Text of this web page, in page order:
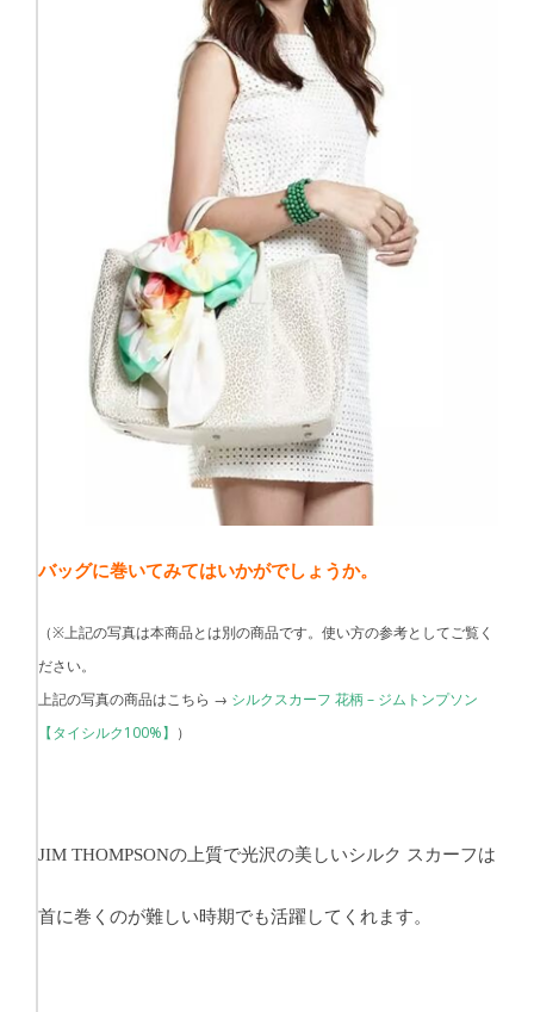
バッグに巻いてみてはいかがでしょうか。
（※上記の写真は本商品とは別の商品です。使い方の参考としてご覧く
ださい。
上記の写真の商品はこちら → シルクスカーフ 花柄 – ジムトンプソン
【タイシルク100%】 ）
JIM THOMPSONの上質で光沢の美しいシルク スカーフは
首に巻くのが難しい時期でも活躍してくれます。